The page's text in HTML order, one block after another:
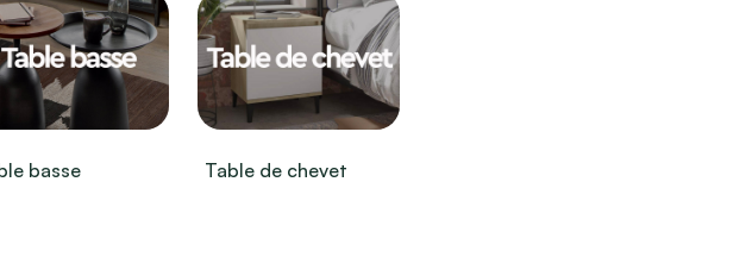
basse Table de chevet